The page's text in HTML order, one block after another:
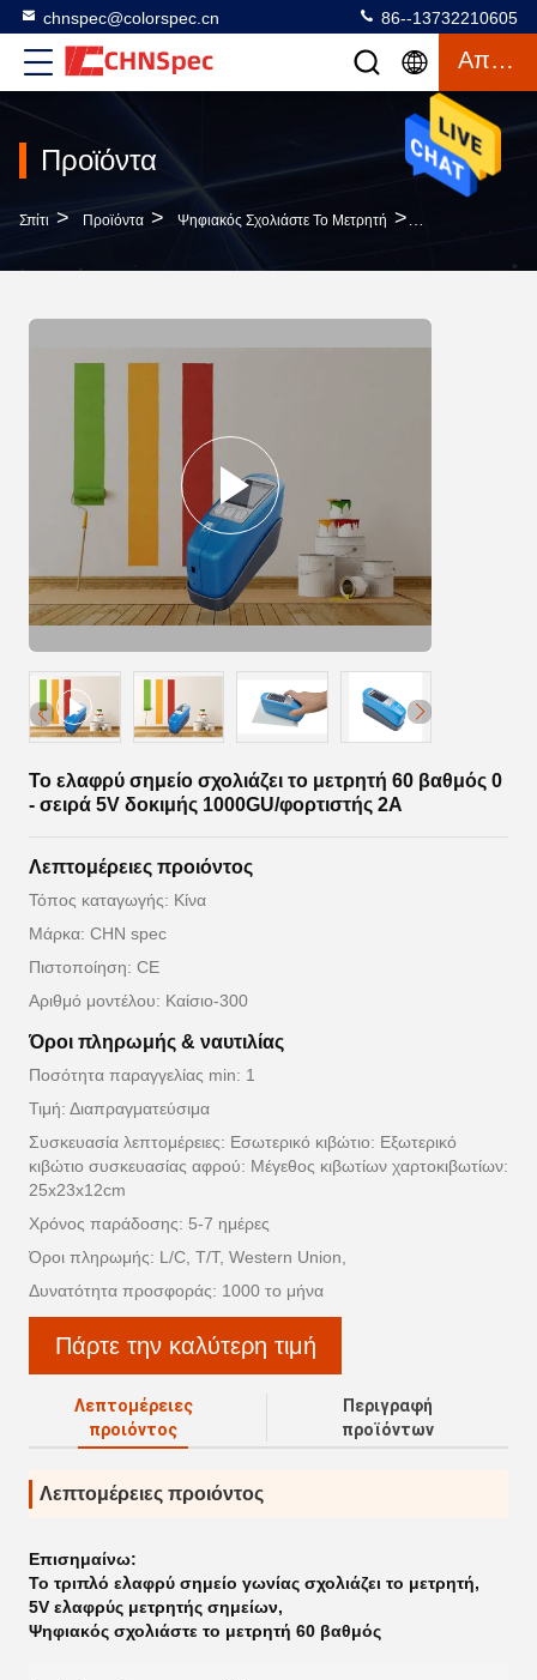
chnspec@colorspec.cn 86--13732210605
Απόσπασμα
Προϊόντα
Σπίτι > Προϊόντα > Ψηφιακός Σχολιάστε Το Μετρητή >
Το ελαφρύ σημείο σχολιάζει το μετρητή 60 βαθμός 0
- σειρά 5V δοκιμής 1000GU/φορτιστής 2A
Λεπτομέρειες προιόντος
Τόπος καταγωγής: Κίνα
Μάρκα: CHN spec
Πιστοποίηση: CE
Αριθμό μοντέλου: Καίσιο-300
Όροι πληρωμής & ναυτιλίας
Ποσότητα παραγγελίας min: 1
Τιμή: Διαπραγματεύσιμα
Συσκευασία λεπτομέρειες: Εσωτερικό κιβώτιο: Εξωτερικό
κιβώτιο συσκευασίας αφρού: Μέγεθος κιβωτίων χαρτοκιβωτίων:
25x23x12cm
Χρόνος παράδοσης: 5-7 ημέρες
Όροι πληρωμής: L/C, T/T, Western Union,
Δυνατότητα προσφοράς: 1000 το μήνα
Πάρτε την καλύτερη τιμή
Λεπτομέρειες
προιόντος
Περιγραφή
προϊόντων
Λεπτομέρειες προιόντος
Επισημαίνω:
Το τριπλό ελαφρύ σημείο γωνίας σχολιάζει το μετρητή,
5V ελαφρύς μετρητής σημείων,
Ψηφιακός σχολιάστε το μετρητή 60 βαθμός